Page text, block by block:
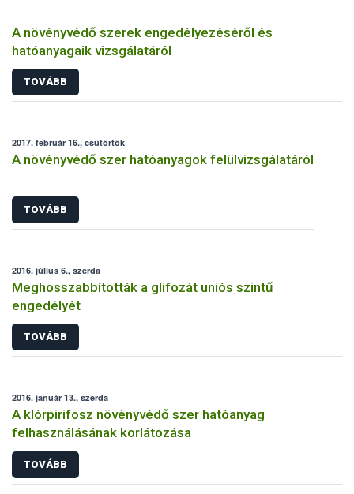
A növényvédő szerek engedélyezéséről és
hatóanyagaik vizsgálatáról
TOVÁBB
2017. február 16., csütörtök
A növényvédő szer hatóanyagok felülvizsgálatáról
TOVÁBB
2016. július 6., szerda
Meghosszabbították a glifozát uniós szintű
engedélyét
TOVÁBB
2016. január 13., szerda
A klórpirifosz növényvédő szer hatóanyag
felhasználásának korlátozása
TOVÁBB